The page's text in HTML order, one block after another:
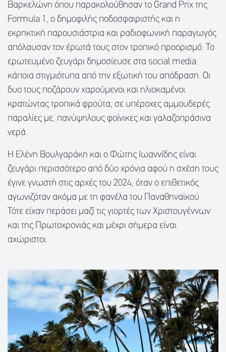
Βαρκελώνη όπου παρακολούθησαν το Grand Prix της
Formula 1, ο δημοφιλής ποδοσφαιριστής και η
εκρηκτική παρουσιάστρια και ραδιοφωνική παραγωγός
απόλαυσαν τον έρωτά τους στον τροπικό προορισμό. Το
ερωτευμένο ζευγάρι δημοσίευσε στα social media
κάποια στιγμιότυπα από την εξωτική του απόδραση. Οι
δυο τους ποζάρουν χαρούμενοι και ηλιοκαμένοι
κρατώντας τροπικά φρούτα, σε υπέροχες αμμουδερές
παραλίες με, πανύψηλους φοίνικες και γαλαζοπράσινα
νερά.
Η Ελένη Βουλγαράκη και ο Φώτης Ιωαννίδης είναι
ζευγάρι περισσότερο από δύο χρόνια αφού η σχέση τους
έγινε γνωστή στις αρχές του 2024, όταν ο επιθετικός
αγωνιζόταν ακόμα με τη φανέλα του Παναθηναϊκού.
Τότε είχαν περάσει μαζί τις γιορτές των Χριστουγέννων
και της Πρωτοχρονιάς και μέχρι σήμερα είναι
αχώριστοι.